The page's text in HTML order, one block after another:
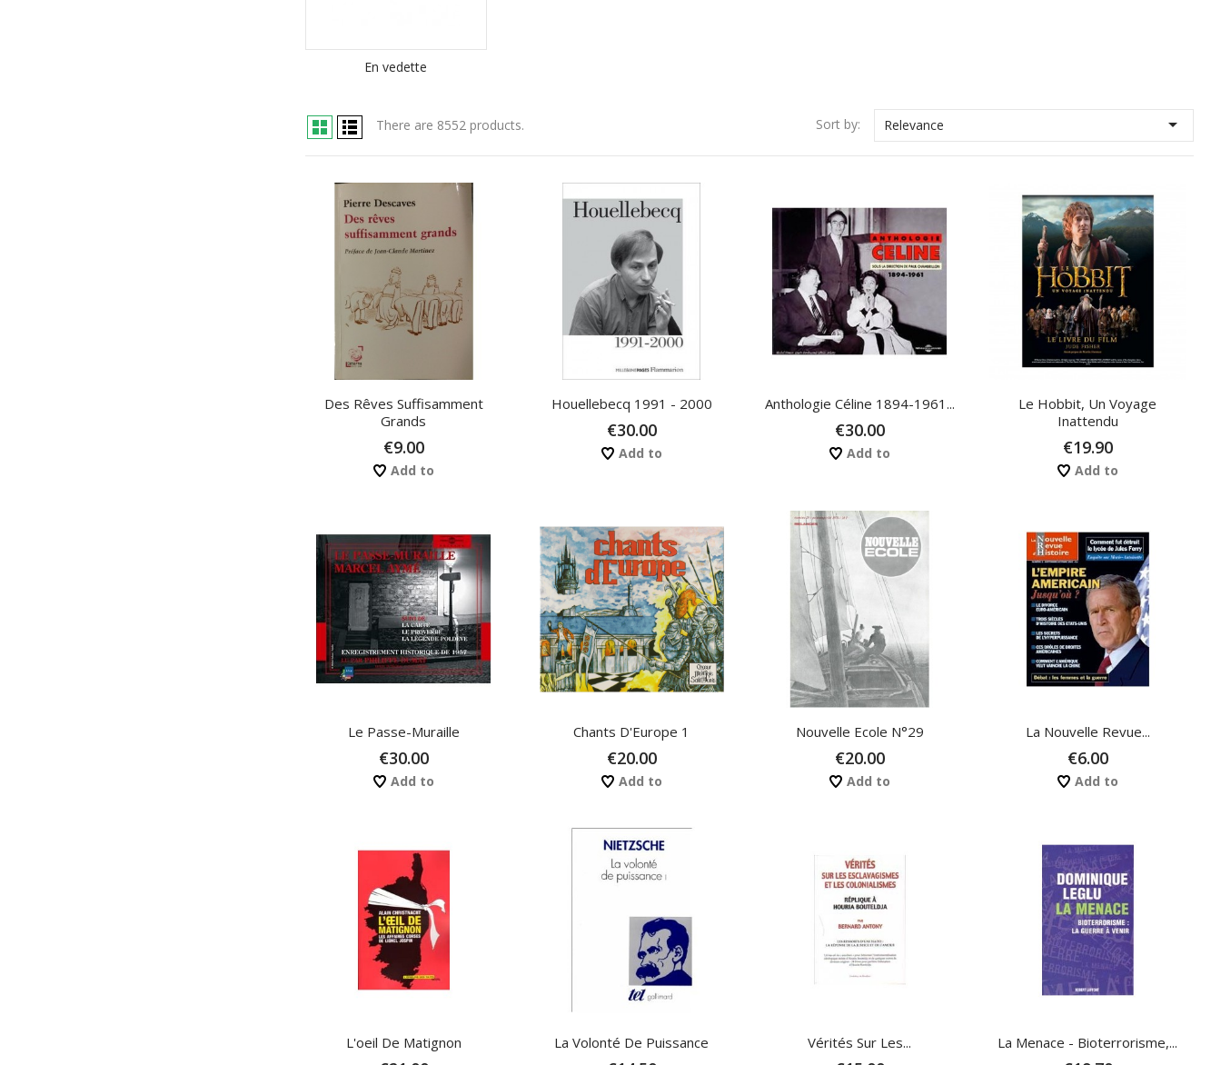
En vedette
There are 8552 products. Sort by: Relevance 
Des Rêves Suffisamment
Grands
€9.00
Add to
Houellebecq 1991 - 2000
€30.00
Add to
Anthologie Céline 1894-1961...
€30.00
Add to
Le Hobbit, Un Voyage
Inattendu
€19.90
Add to
Le Passe-Muraille
€30.00
Add to
Chants D'Europe 1
€20.00
Add to
Nouvelle Ecole N°29
€20.00
Add to
La Nouvelle Revue...
€6.00
Add to
L'oeil De Matignon La Volonté De Puissance Vérités Sur Les... La Menace - Bioterrorisme,...